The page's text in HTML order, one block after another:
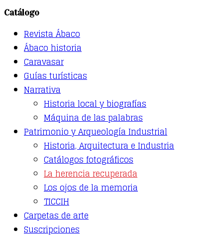
product
page
Catálogo
Revista Ábaco
Ábaco historia
Caravasar
Guías turísticas
Narrativa
Historia local y biografías
Máquina de las palabras
Patrimonio y Arqueología Industrial
Historia, Arquitectura e Industria
Catálogos fotográficos
La herencia recuperada
Los ojos de la memoria
TICCIH
Carpetas de arte
Suscripciones